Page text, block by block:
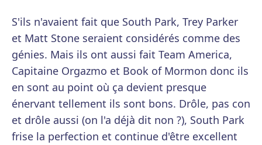
S'ils n'avaient fait que South Park, Trey Parker
et Matt Stone seraient considérés comme des
génies. Mais ils ont aussi fait Team America,
Capitaine Orgazmo et Book of Mormon donc ils
en sont au point où ça devient presque
énervant tellement ils sont bons. Drôle, pas con
et drôle aussi (on l'a déjà dit non ?), South Park
frise la perfection et continue d'être excellent